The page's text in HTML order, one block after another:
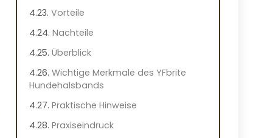
Vorteile
Nachteile
Überblick
Wichtige Merkmale des YFbrite
Hundehalsbands
Praktische Hinweise
Praxiseindruck